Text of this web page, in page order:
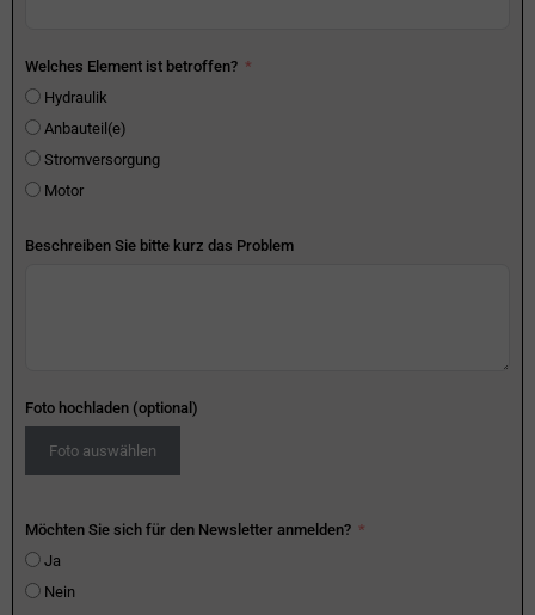
Welches Element ist betroffen?
Hydraulik
Anbauteil(e)
Stromversorgung
Motor
Beschreiben Sie bitte kurz das Problem
Foto hochladen (optional)
Foto auswählen
Möchten Sie sich für den Newsletter anmelden?
Ja
Nein